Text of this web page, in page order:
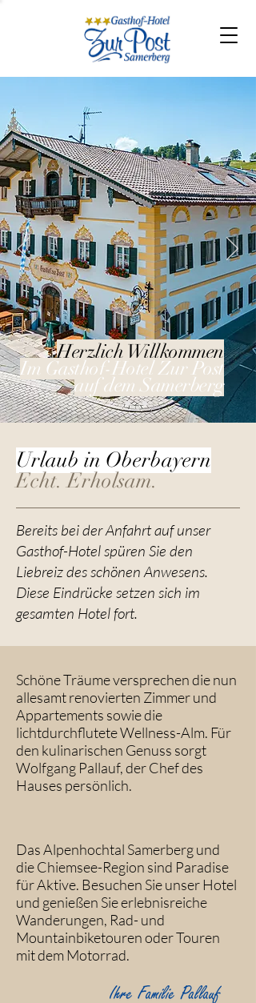
Herzlich Willkommen
Im Gasthof-Hotel Zur Post
auf dem Samerberg
Urlaub in Oberbayern
Echt. Erholsam.
Bereits bei der Anfahrt auf unser
Gasthof-Hotel spüren Sie den
Liebreiz des schönen Anwesens.
Diese Eindrücke setzen sich im
gesamten Hotel fort.
Schöne Träume versprechen die nun
allesamt renovierten Zimmer und
Appartements sowie die
lichtdurchflutete Wellness-Alm. Für
den kulinarischen Genuss sorgt
Wolfgang Pallauf, der Chef des
Hauses persönlich.
Das Alpenhochtal Samerberg und
die Chiemsee-Region sind Paradise
für Aktive. Besuchen Sie unser Hotel
und genießen Sie erlebnisreiche
Wanderungen, Rad- und
Mountainbiketouren oder Touren
mit dem Motorrad.